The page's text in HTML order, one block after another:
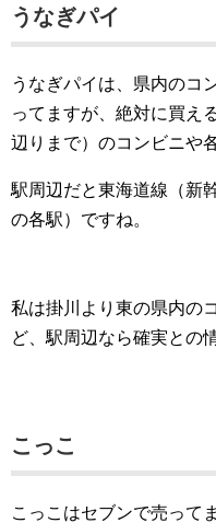
うなぎパイ
うなぎパイは、県内のコ
ってますが、絶対に買え
辺りまで）のコンビニや
駅周辺だと東海道線（新
の各駅）ですね。
私は掛川より東の県内の
ど、駅周辺なら確実との
こっこ
こっこはセブンで売って